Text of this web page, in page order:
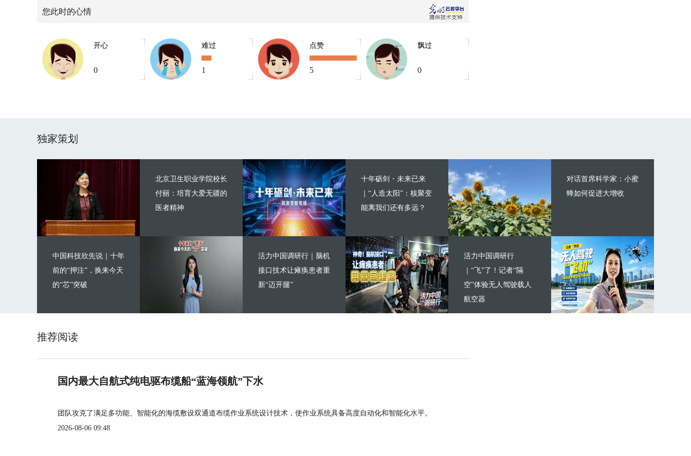
您此时的心情
开心
0
难过
1
点赞
5
飘过
0
独家策划
北京卫生职业学院校长
付丽：培育大爱无疆的
医者精神
中国科技欣先说｜十年
前的“押注”，换来今天
的“芯”突破
十年砺剑・未来已来
｜“人造太阳”：核聚变
能离我们还有多远？
活力中国调研行｜脑机
接口技术让瘫痪患者重
新“迈开腿”
对话首席科学家：小蜜
蜂如何促进大增收
活力中国调研行
｜“飞”了！记者“隔
空”体验无人驾驶载人
航空器
推荐阅读
国内最大自航式纯电驱布缆船“蓝海领航”下水
团队攻克了满足多功能、智能化的海缆敷设双通道布缆作业系统设计技术，使作业系统具备高度自动化和智能化水平。
2026-08-06 09:48